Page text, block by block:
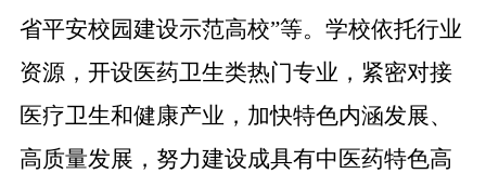
省平安校园建设示范高校”等。学校依托行业
资源，开设医药卫生类热门专业，紧密对接
医疗卫生和健康产业， 加快特色内涵发展、
高质量发展， 努力建设成具有中医药特色高